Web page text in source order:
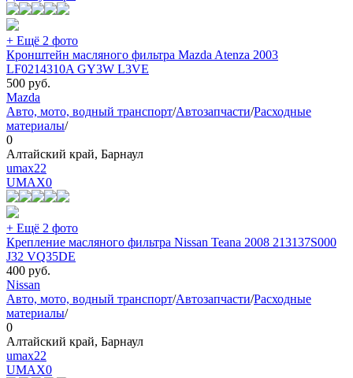
+ Ещё 2 фото
Кронштейн масляного фильтра Mazda Atenza 2003
LF0214310A GY3W L3VE
500 руб.
Mazda
Авто, мото, водный транспорт/Автозапчасти/Расходные
материалы/
0
Алтайский край, Барнаул
umax22
UMAX0
+ Ещё 2 фото
Крепление масляного фильтра Nissan Teana 2008 213137S000
J32 VQ35DE
400 руб.
Nissan
Авто, мото, водный транспорт/Автозапчасти/Расходные
материалы/
0
Алтайский край, Барнаул
umax22
UMAX0